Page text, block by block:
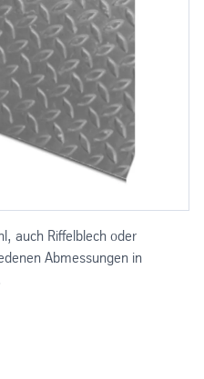
auch Riffelblech oder
Abmessungen in